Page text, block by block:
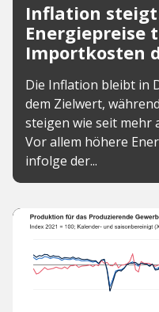
Inflation steigt
Energiepreise
Importkosten
Die Inflation bleibt in
dem Zielwert,
steigen wie seit mehr
Vor allem höhere
infolge der...